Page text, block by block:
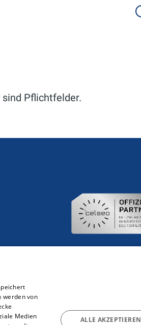
Pflichtfelder.
werden von
Medien
ALLE AKZEPTIEREN